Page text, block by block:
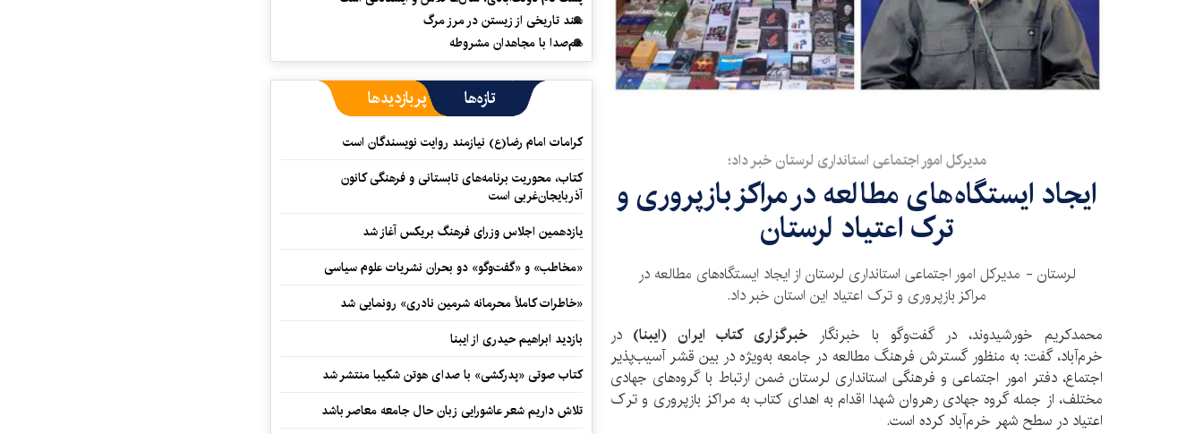
مدیرکل امور اجتماعی استانداری لرستان خبر داد؛
ایجاد ایستگاه‌های مطالعه در مراکز بازپروری و
ترک اعتیاد لرستان
لرستان - مدیرکل امور اجتماعی استانداری لرستان از ایجاد ایستگاه‌های مطالعه در
مراکز بازپروری و ترک اعتیاد این استان خبر داد.
محمدکریم خورشیدوند، در گفت‌وگو با خبرنگار خبرگزاری کتاب ایران (ایبنا) در
خرم‌آباد، گفت: به منظور گسترش فرهنگ مطالعه در جامعه به‌ویژه در بين قشر آسيب‏‌پذير
اجتماع، دفتر امور اجتماعی و فرهنگی استانداری لرستان ضمن ارتباط با گروه‌های جهادی
مختلف، از جمله گروه جهادی رهروان شهدا اقدام به اهدای کتاب به مراکز بازپروری و ترک
اعتیاد در سطح شهر خرم‌آباد کرده است.
سند تاریخی از زیستن در مرز مرگ
هم‌صدا با مجاهدان مشروطه
تازه‌ها پربازدیدها
کرامات امام رضا(ع) نیازمند روایت نویسندگان است
کتاب، محوریت برنامه‌های تابستانی و فرهنگی کانون
آذربایجان‌غربی است
یازدهمین اجلاس وزرای فرهنگ بریکس آغاز شد
«مخاطب» و «گفت‌وگو» دو بحران نشریات علوم سیاسی
«خاطرات کاملاً محرمانه شرمین نادری» رونمایی شد
بازدید ابراهیم حیدری از ایبنا
کتاب صوتی «پدرکشی» با صدای هوتن شکیبا منتشر شد
تلاش داریم شعر عاشورایی زبان حال جامعه معاصر باشد